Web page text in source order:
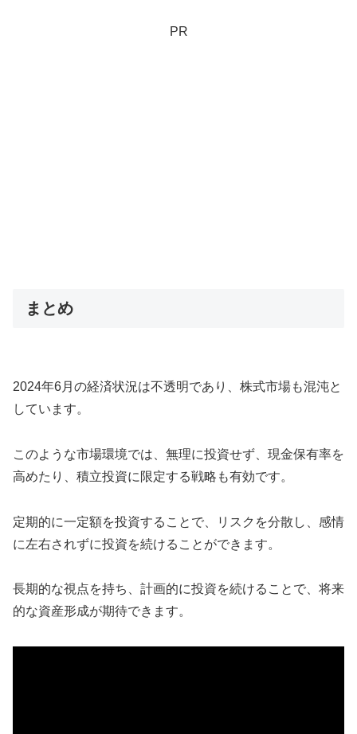
PR
まとめ
2024年6月の経済状況は不透明であり、株式市場も混沌と
しています。
このような市場環境では、無理に投資せず、現金保有率を
高めたり、積立投資に限定する戦略も有効です。
定期的に一定額を投資することで、リスクを分散し、感情
に左右されずに投資を続けることができます。
長期的な視点を持ち、計画的に投資を続けることで、将来
的な資産形成が期待できます。